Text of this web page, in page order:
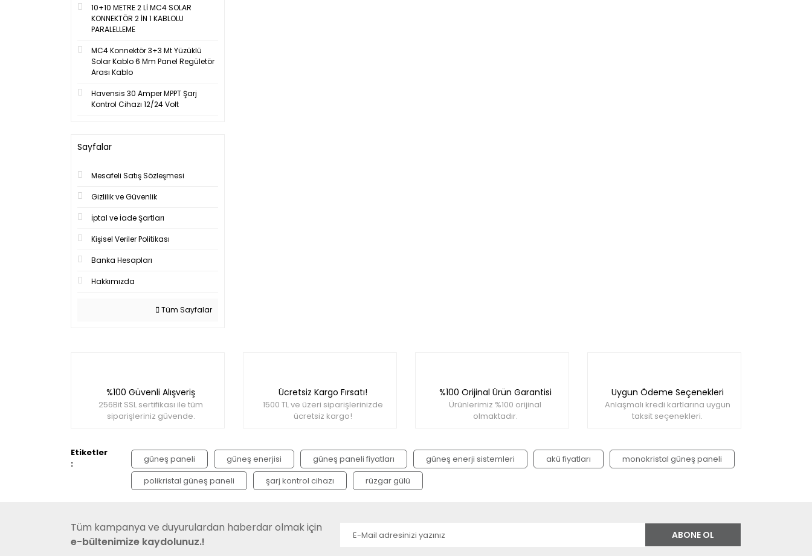
10+10 METRE 2 Lİ MC4 SOLAR
KONNEKTÖR 2 İN 1 KABLOLU
PARALELLEME
MC4 Konnektör 3+3 Mt Yüzüklü
Solar Kablo 6 Mm Panel Regületör
Arası Kablo
Havensis 30 Amper MPPT Şarj
Kontrol Cihazı 12/24 Volt
Sayfalar
Mesafeli Satış Sözleşmesi
Gizlilik ve Güvenlik
İptal ve İade Şartları
Kişisel Veriler Politikası
Banka Hesapları
Hakkımızda
Tüm Sayfalar
%100 Güvenli Alışveriş
256Bit SSL sertifikası ile tüm
siparişleriniz güvende.
Ücretsiz Kargo Fırsatı!
1500 TL ve üzeri siparişlerinizde
ücretsiz kargo!
%100 Orijinal Ürün Garantisi
Ürünlerimiz %100 orijinal
olmaktadır.
Uygun Ödeme Seçenekleri
Anlaşmalı kredi kartlarına uygun
taksit seçenekleri.
Etiketler
:
güneş paneli güneş enerjisi güneş paneli fiyatları güneş enerji sistemleri akü fiyatları
monokristal güneş paneli
polikristal güneş paneli
şarj kontrol cihazı rüzgar gülü
Tüm kampanya ve duyurulardan haberdar olmak için
e-bültenimize kaydolunuz.!
ABONE OL